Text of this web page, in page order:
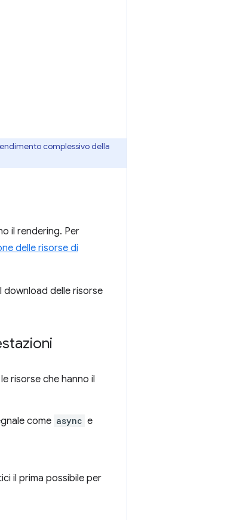
complessivo della
il rendering. Per
delle risorse di
download delle risorse
risorse che hanno il
come async e
il prima possibile per